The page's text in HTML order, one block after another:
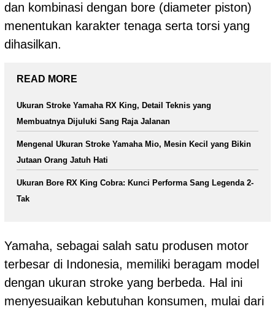
dan kombinasi dengan bore (diameter piston)
menentukan karakter tenaga serta torsi yang
dihasilkan.
READ MORE
Ukuran Stroke Yamaha RX King, Detail Teknis yang
Membuatnya Dijuluki Sang Raja Jalanan
Mengenal Ukuran Stroke Yamaha Mio, Mesin Kecil yang Bikin
Jutaan Orang Jatuh Hati
Ukuran Bore RX King Cobra: Kunci Performa Sang Legenda 2-
Tak
Yamaha, sebagai salah satu produsen motor
terbesar di Indonesia, memiliki beragam model
dengan ukuran stroke yang berbeda. Hal ini
menyesuaikan kebutuhan konsumen, mulai dari